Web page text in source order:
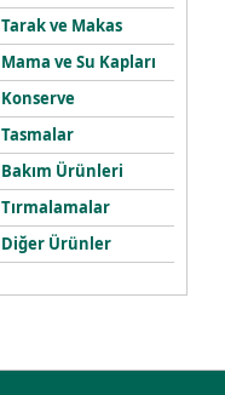
Tarak ve Makas
Mama ve Su Kapları
Konserve
Tasmalar
Bakım Ürünleri
Tırmalamalar
Diğer Ürünler